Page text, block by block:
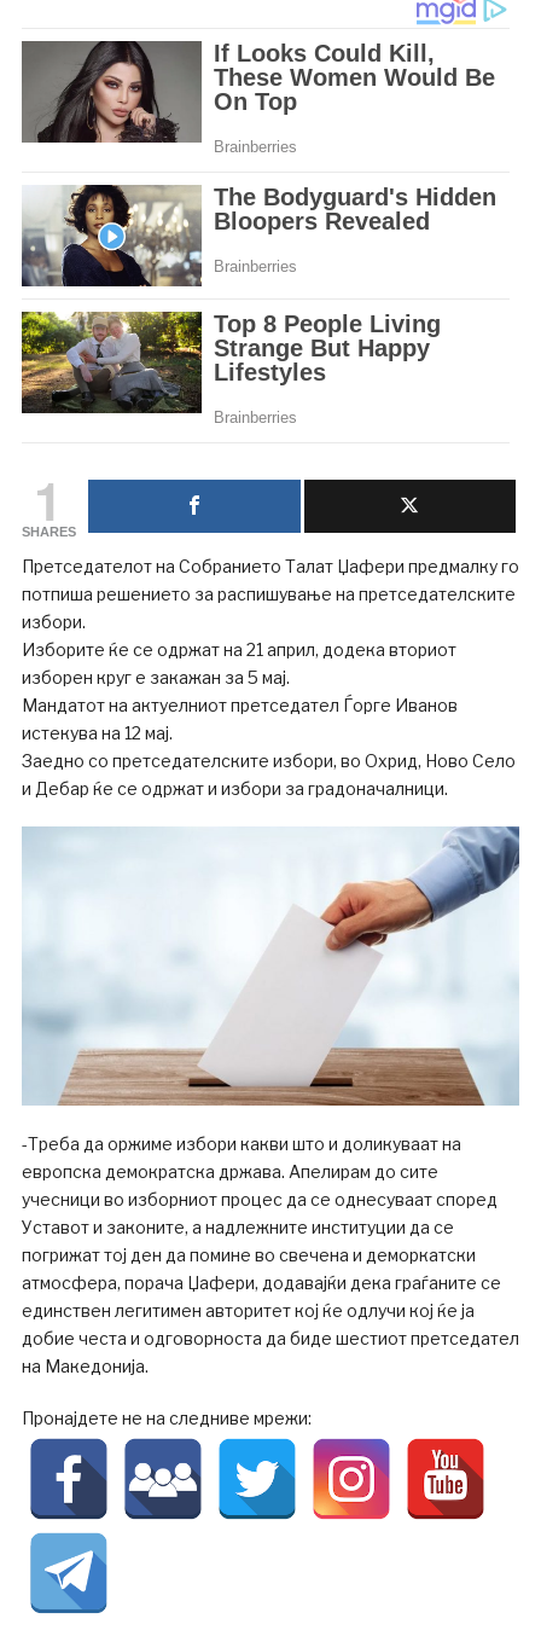
1
SHARES
Претседателот на Собранието Талат Џафери предмалку го
потпиша решението за распишување на претседателските
избори.
Изборите ќе се одржат на 21 април, додека вториот
изборен круг е закажан за 5 мај.
Мандатот на актуелниот претседател Ѓорге Иванов
истекува на 12 мај.
Заедно со претседателските избори, во Охрид, Ново Село
и Дебар ќе се одржат и избори за градоначалници.
-Треба да оржиме избори какви што и доликуваат на
европска демократска држава. Апелирам до сите
учесници во изборниот процес да се однесуваат според
Уставот и законите, а надлежните институции да се
погрижат тој ден да помине во свечена и деморкатски
атмосфера, порача Џафери, додавајќи дека граѓаните се
единствен легитимен авторитет кој ќе одлучи кој ќе ја
добие честа и одговорноста да биде шестиот претседател
на Македонија.
Пронајдете не на следниве мрежи: